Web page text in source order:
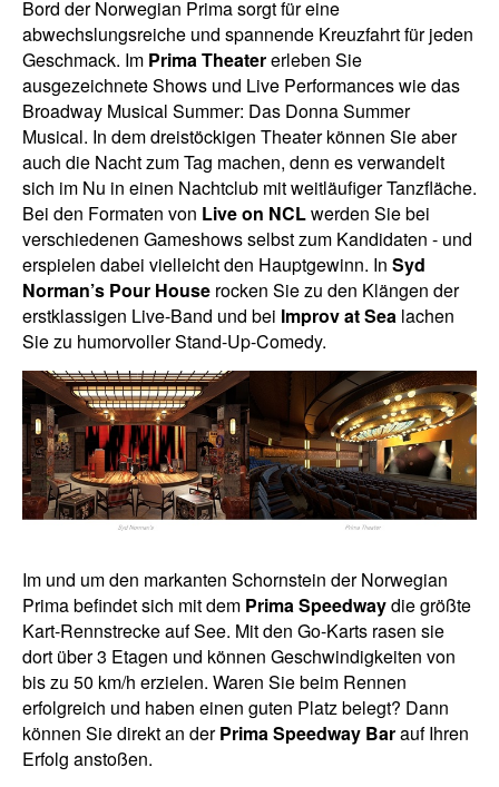
Bord der Norwegian Prima sorgt für eine
abwechslungsreiche und spannende Kreuzfahrt für jeden
Geschmack. Im Prima Theatererleben Sie
ausgezeichnete Shows und Live Performances wie das
Broadway Musical Summer: Das Donna Summer
Musical. In dem dreistöckigen Theater können Sie aber
auch die Nacht zum Tag machen, denn es verwandelt
sich im Nu in einen Nachtclub mit weitläufiger Tanzfläche.
Bei den Formaten von Live on NCLwerden Sie bei
verschiedenen Gameshows selbst zum Kandidaten - und
erspielen dabei vielleicht den Hauptgewinn. In Syd
Norman’s Pour House rocken Sie zu den Klängen der
erstklassigen Live-Band und bei Improv at Sea lachen
Sie zu humorvoller Stand-Up-Comedy.
Im und um den markanten Schornstein der Norwegian
Prima befindet sich mit dem Prima Speedwaydie größte
Kart-Rennstrecke auf See. Mit den Go-Karts rasen sie
dort über 3 Etagen und können Geschwindigkeiten von
bis zu 50 km/h erzielen. Waren Sie beim Rennen
erfolgreich und haben einen guten Platz belegt? Dann
können Sie direkt an derPrima Speedway Barauf Ihren
Erfolg anstoßen.